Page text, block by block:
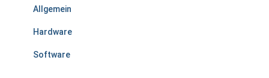
Allgemein
Hardware
Software